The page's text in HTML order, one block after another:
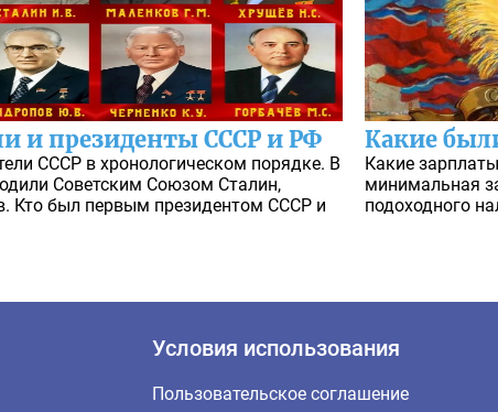
и президенты СССР и РФ
СССР в хронологическом порядке. В
Советским Союзом Сталин,
Кто был первым президентом СССР и
Какие
Какие
минимальная
подоходного
Условия использования
Пользовательское соглашение